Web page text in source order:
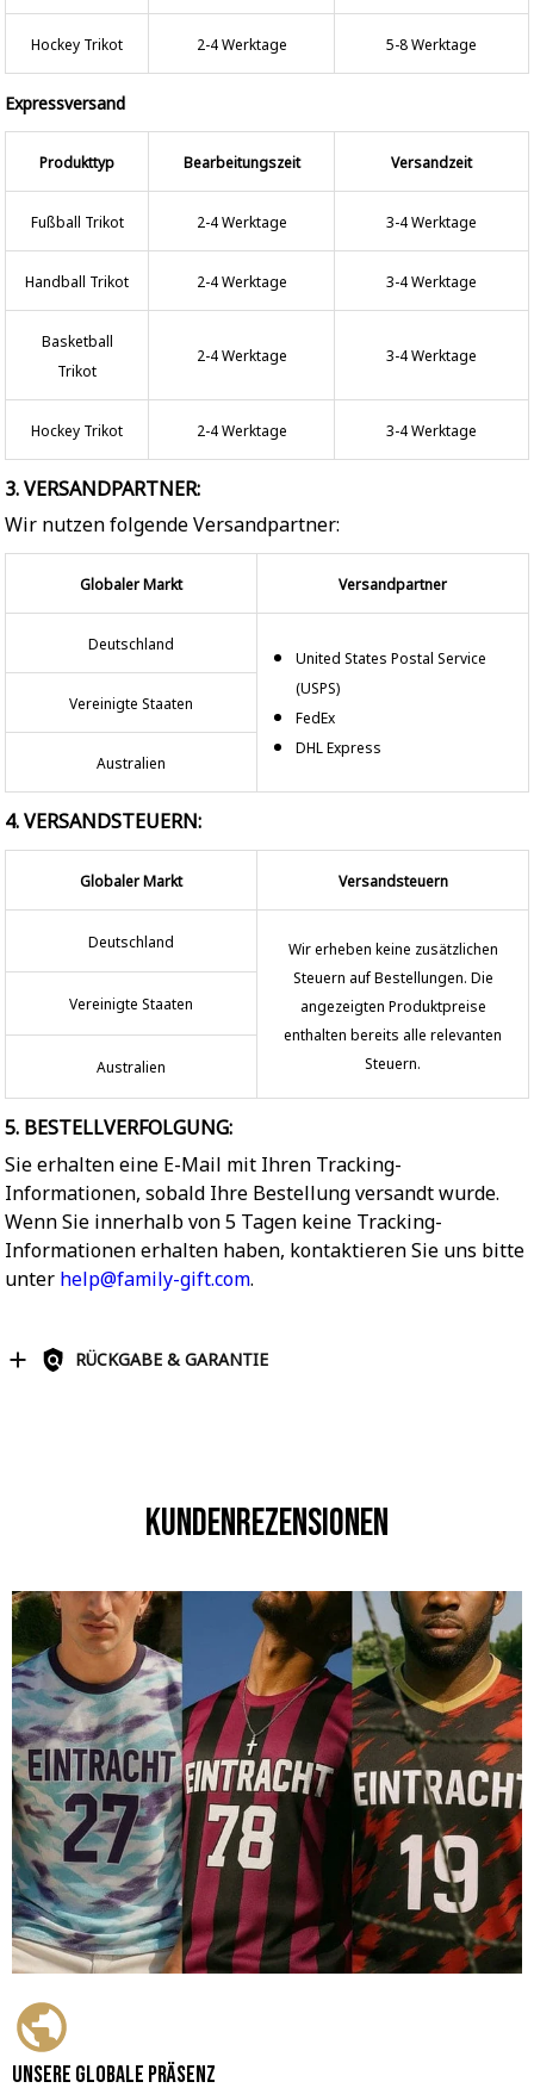
Hockey Trikot 2-4 Werktage 5-8 Werktage
Expressversand
Produkttyp Bearbeitungszeit Versandzeit
Fußball Trikot 2-4 Werktage 3-4 Werktage
Handball Trikot 2-4 Werktage 3-4 Werktage
Basketball
Trikot
2-4 Werktage 3-4 Werktage
Hockey Trikot 2-4 Werktage 3-4 Werktage
3. VERSANDPARTNER:
Wir nutzen folgende Versandpartner:
Globaler Markt Versandpartner
Deutschland
United States Postal Service
(USPS)
FedEx
DHL Express
Vereinigte Staaten
Australien
4. VERSANDSTEUERN:
Globaler Markt Versandsteuern
Deutschland
Wir erheben keine zusätzlichen
Steuern auf Bestellungen. Die
angezeigten Produktpreise
enthalten bereits alle relevanten
Steuern.
Vereinigte Staaten
Australien
5. BESTELLVERFOLGUNG:
Sie erhalten eine E-Mail mit Ihren Tracking-
Informationen, sobald Ihre Bestellung versandt wurde.
Wenn Sie innerhalb von 5 Tagen keine Tracking-
Informationen erhalten haben, kontaktieren Sie uns bitte
unter help@family-gift.com.
RÜCKGABE & GARANTIE
Kundenrezensionen
Unsere globale Präsenz